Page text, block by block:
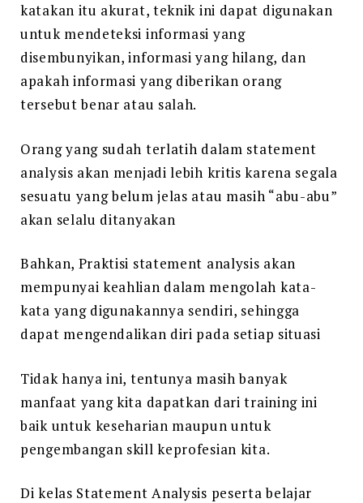
katakan itu akurat, teknik ini dapat digunakan
untuk mendeteksi informasi yang
disembunyikan, informasi yang hilang, dan
apakah informasi yang diberikan orang
tersebut benar atau salah.
Orang yang sudah terlatih dalam statement
analysis akan menjadi lebih kritis karena segala
sesuatu yang belum jelas atau masih “abu-abu”
akan selalu ditanyakan
Bahkan, Praktisi statement analysis akan
mempunyai keahlian dalam mengolah kata-
kata yang digunakannya sendiri, se­hingga
dapat mengendalikan diri pada setiap situasi
Tidak hanya ini, tentunya masih banyak
manfaat yang kita dapatkan dari training ini
baik untuk keseharian maupun untuk
pengembangan skill keprofesian kita.
Di kelas Statement Analysis peserta belajar